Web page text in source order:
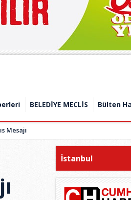
BELEDİYE MECLİS Bülten
Mesajı
İstanbul